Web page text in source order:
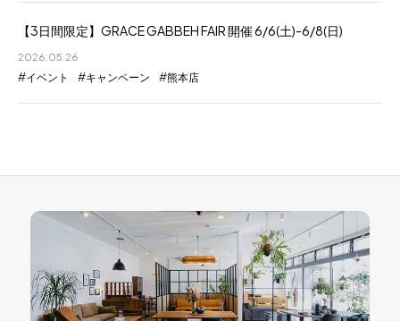
【3日間限定】GRACE GABBEH FAIR 開催 6/6(土)-6/8(日)
2026.05.26
イベント キャンペーン 熊本店